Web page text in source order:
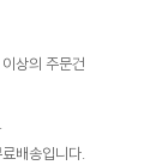
상의 주문건
배송입니다.